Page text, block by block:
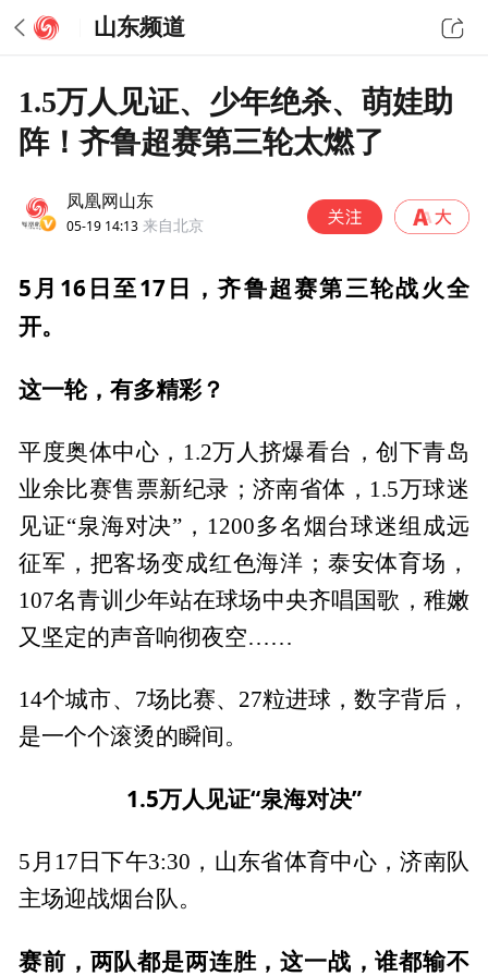
山东频道
1.5万人见证、少年绝杀、萌娃助
阵！齐鲁超赛第三轮太燃了
凤凰网山东
05-19 14:13 来自北京
5月16日至17日，齐鲁超赛第三轮战火全
开。
这一轮，有多精彩？
平度奥体中心，1.2万人挤爆看台，创下青岛
业余比赛售票新纪录；济南省体，1.5万球迷
见证“泉海对决”，1200多名烟台球迷组成远
征军，把客场变成红色海洋；泰安体育场，
107名青训少年站在球场中央齐唱国歌，稚嫩
又坚定的声音响彻夜空……
14个城市、7场比赛、27粒进球，数字背后，
是一个个滚烫的瞬间。
1.5万人见证“泉海对决”
5月17日下午3:30，山东省体育中心，济南队
主场迎战烟台队。
赛前，两队都是两连胜，这一战，谁都输不